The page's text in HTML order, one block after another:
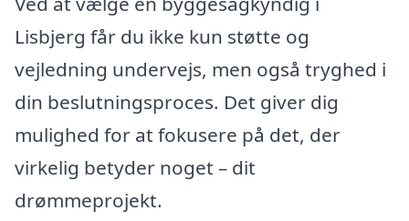
Lisbjerg får du ikke kun støtte og
vejledning undervejs, men også tryghed i
din beslutningsproces. Det giver dig
mulighed for at fokusere på det, der
virkelig betyder noget – dit
drømmeprojekt.